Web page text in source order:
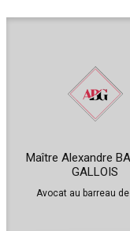
Maître Alexandre
GALLOIS
Avocat au barreau